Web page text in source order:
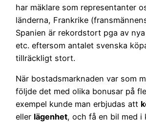
har mäklare som representanter
länderna, Frankrike
Spanien är rekordstort pga av
etc. eftersom antalet svenska
tillräckligt stort.
När bostadsmarknaden var som
följde det med olika bonusar på
exempel kunde man erbjudas att
eller lägenhet, och få en bil med i